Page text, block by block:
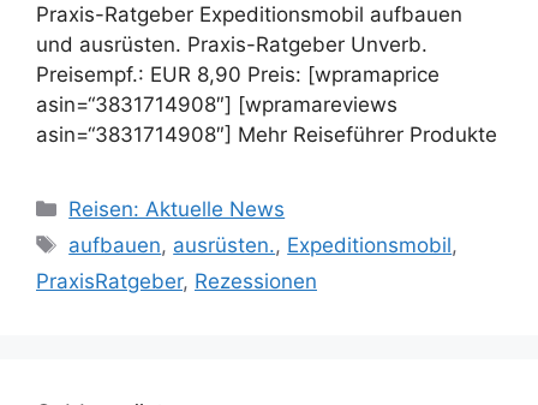
Praxis-Ratgeber Expeditionsmobil aufbauen
und ausrüsten. Praxis-Ratgeber Unverb.
Preisempf.: EUR 8,90 Preis: [wpramaprice
asin=“3831714908″] [wpramareviews
asin=“3831714908″] Mehr Reiseführer Produkte
Kategorien
Reisen: Aktuelle News
Schlagwörter
aufbauen, ausrüsten., Expeditionsmobil,
PraxisRatgeber, Rezessionen